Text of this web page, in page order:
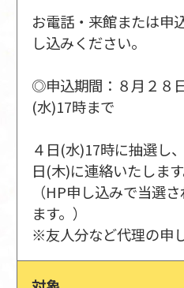
お電話・来館または申
し込みください。
◎申込期間：８月２８
(水)17時まで
４日(水)17時に抽選し
日(木)に連絡いたします
（HP申し込みで当選
ます。）
※友人分など代理の申